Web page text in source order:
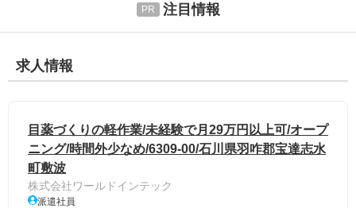
注目情報
求人情報
目薬づくりの軽作業/未経験で月29万円以上可/オープ
ニング/時間外少なめ/6309-00/石川県羽咋郡宝達志水
町敷波
株式会社ワールドインテック
派遣社員